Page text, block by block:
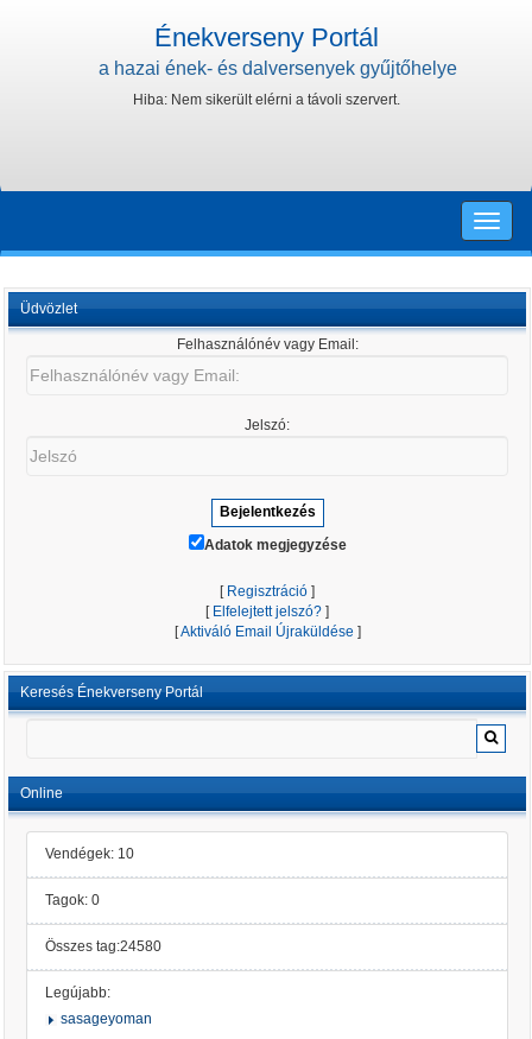
Énekverseny Portál
a hazai ének- és dalversenyek gyűjtőhelye
Hiba: Nem sikerült elérni a távoli szervert.
Toggle
Üdvözlet
Felhasználónév vagy Email:
Jelszó:
Adatok megjegyzése
[ Regisztráció ]
[ Elfelejtett jelszó? ]
[Aktiváló Email Újraküldése ]
Keresés Énekverseny Portál
Online
Vendégek: 10
Tagok: 0
Összes tag:24580
Legújabb:
sasageyoman